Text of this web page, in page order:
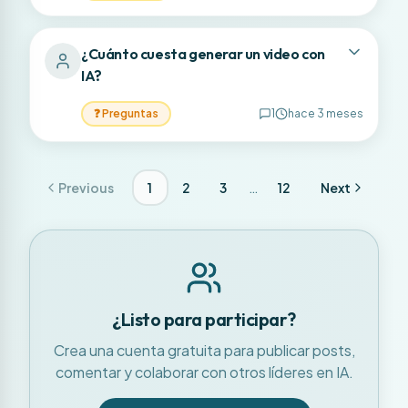
¿Cuánto cuesta generar un video con
IA?
❓Preguntas 1 hace 3 meses
Previous 1 2 3 … 12 Next
¿Listo para participar?
Crea una cuenta gratuita para publicar posts,
comentar y colaborar con otros líderes en IA.